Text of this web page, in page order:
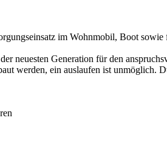
im Wohnmobil, Boot sowie
neuesten Generation für den
werden, ein auslaufen ist unmöglich.